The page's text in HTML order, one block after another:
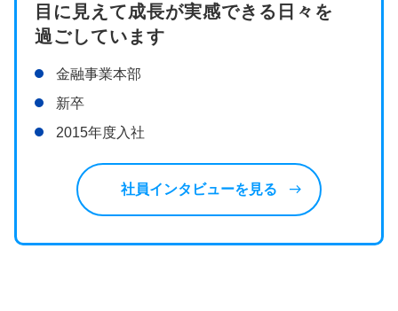
目に見えて成長が実感できる日々を
過ごしています
金融事業本部
新卒
2015年度入社
社員インタビューを見る east